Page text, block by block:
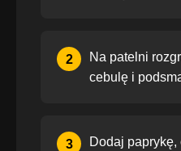
2
Na patelni
cebulę i
3 Dodaj